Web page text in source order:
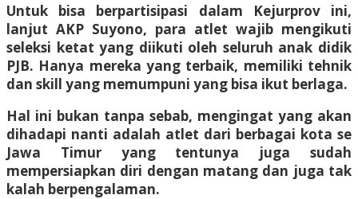
Untuk bisa berpartisipasi dalam Kejurprov ini,
lanjut AKP Suyono, para atlet wajib mengikuti
seleksi ketat yang diikuti oleh seluruh anak didik
PJB. Hanya mereka yang terbaik, memiliki tehnik
dan skill yang memumpuni yang bisa ikut berlaga.
Hal ini bukan tanpa sebab, mengingat yang akan
dihadapi nanti adalah atlet dari berbagai kota se
Jawa Timur yang tentunya juga sudah
mempersiapkan diri dengan matang dan juga tak
kalah berpengalaman.